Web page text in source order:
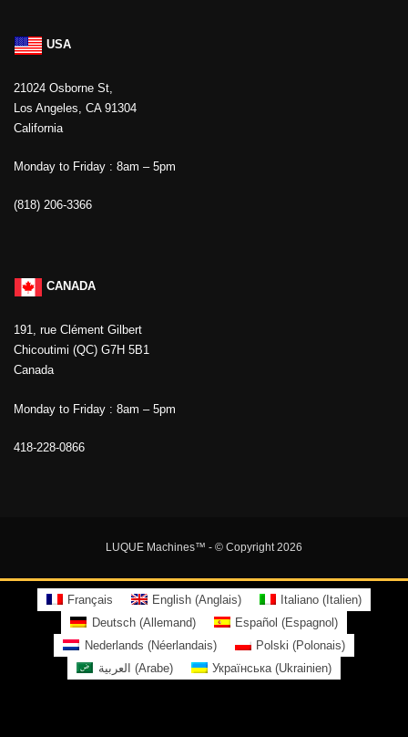
USA
21024 Osborne St,
Los Angeles, CA 91304
California
Monday to Friday : 8am – 5pm
(818) 206-3366
CANADA
191, rue Clément Gilbert
Chicoutimi (QC) G7H 5B1
Canada
Monday to Friday : 8am – 5pm
418-228-0866
LUQUE Machines™ - © Copyright 2026
Français English (Anglais) Italiano (Italien)
Deutsch(Allemand) Español (Espagnol)
Nederlands (Néerlandais) Polski (Polonais)
العربية (Arabe) Українська(Ukrainien)